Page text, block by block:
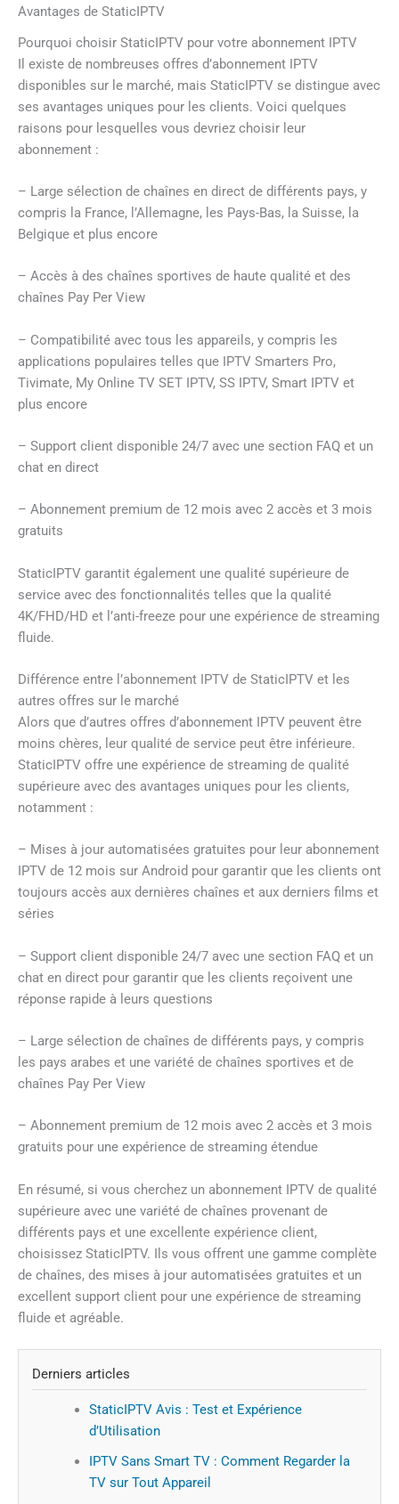
Avantages de StaticIPTV
Pourquoi choisir StaticIPTV pour votre abonnement IPTV
Il existe de nombreuses offres d’abonnement IPTV
disponibles sur le marché, mais StaticIPTV se distingue avec
ses avantages uniques pour les clients. Voici quelques
raisons pour lesquelles vous devriez choisir leur
abonnement :
– Large sélection de chaînes en direct de différents pays, y
compris la France, l’Allemagne, les Pays-Bas, la Suisse, la
Belgique et plus encore
– Accès à des chaînes sportives de haute qualité et des
chaînes Pay Per View
– Compatibilité avec tous les appareils, y compris les
applications populaires telles que IPTV Smarters Pro,
Tivimate, My Online TV SET IPTV, SS IPTV, Smart IPTV et
plus encore
– Support client disponible 24/7 avec une section FAQ et un
chat en direct
– Abonnement premium de 12 mois avec 2 accès et 3 mois
gratuits
StaticIPTV garantit également une qualité supérieure de
service avec des fonctionnalités telles que la qualité
4K/FHD/HD et l’anti-freeze pour une expérience de streaming
fluide.
Différence entre l’abonnement IPTV de StaticIPTV et les
autres offres sur le marché
Alors que d’autres offres d’abonnement IPTV peuvent être
moins chères, leur qualité de service peut être inférieure.
StaticIPTV offre une expérience de streaming de qualité
supérieure avec des avantages uniques pour les clients,
notamment :
– Mises à jour automatisées gratuites pour leur abonnement
IPTV de 12 mois sur Android pour garantir que les clients ont
toujours accès aux dernières chaînes et aux derniers films et
séries
– Support client disponible 24/7 avec une section FAQ et un
chat en direct pour garantir que les clients reçoivent une
réponse rapide à leurs questions
– Large sélection de chaînes de différents pays, y compris
les pays arabes et une variété de chaînes sportives et de
chaînes Pay Per View
– Abonnement premium de 12 mois avec 2 accès et 3 mois
gratuits pour une expérience de streaming étendue
En résumé, si vous cherchez un abonnement IPTV de qualité
supérieure avec une variété de chaînes provenant de
différents pays et une excellente expérience client,
choisissez StaticIPTV. Ils vous offrent une gamme complète
de chaînes, des mises à jour automatisées gratuites et un
excellent support client pour une expérience de streaming
fluide et agréable.
Derniers articles
StaticIPTV Avis : Test et Expérience
d’Utilisation
IPTV Sans Smart TV : Comment Regarder la
TV sur Tout Appareil